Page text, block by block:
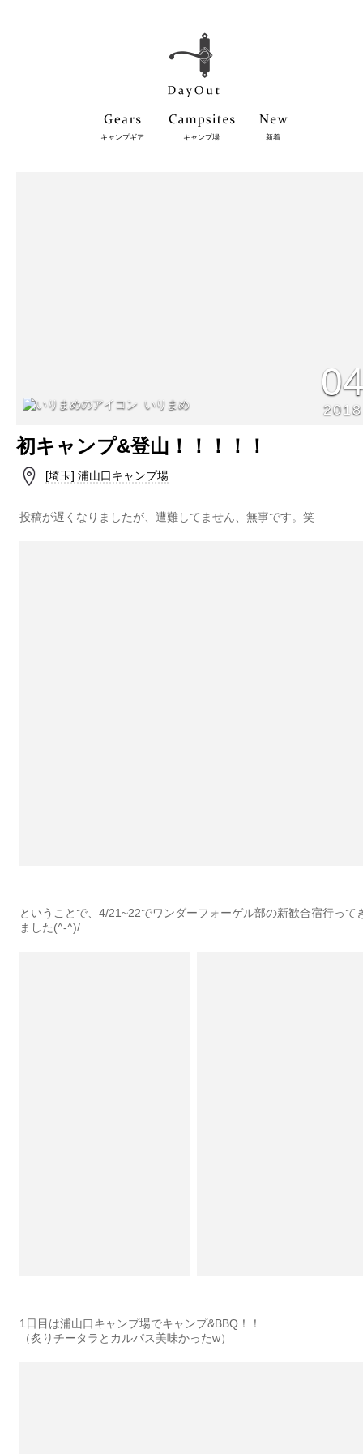
キャンプギア キャンプ場 新着
いりまめ 2018
初キャンプ&登山！！！！！
[埼玉] 浦山口キャンプ場
投稿が遅くなりましたが、遭難してません、無事です。笑
ということで、4/21~22でワンダーフォーゲル部の新歓合宿行って
ました(^-^)/
1日目は浦山口キャンプ場でキャンプ&BBQ！！
（炙りチータラとカルパス美味かったw）